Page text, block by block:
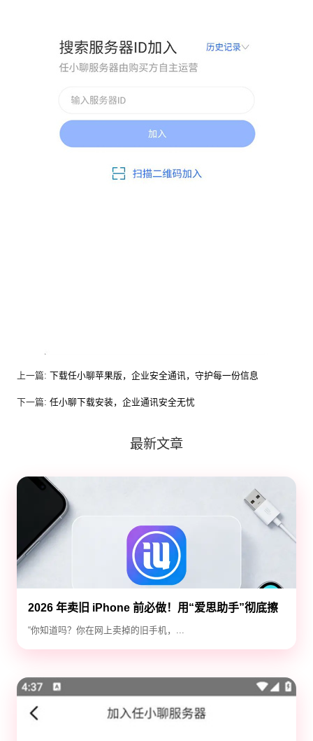
上一篇: 下载任小聊苹果版，企业安全通讯，守护每一份信息
下一篇: 任小聊下载安装，企业通讯安全无忧
最新文章
2026 年卖旧 iPhone 前必做！用“爱思助手”彻底擦
除隐私，防止数据泄露
“你知道吗？你在网上卖掉的旧手机，...